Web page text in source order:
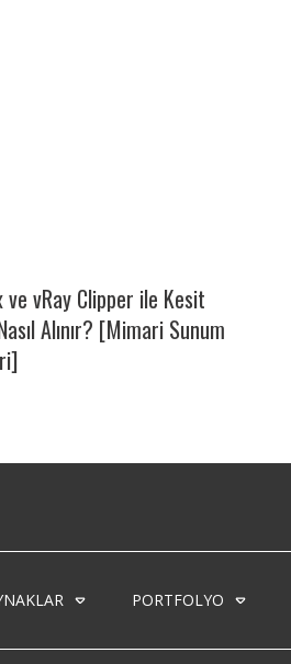
ve vRay Clipper ile Kesit
Alınır? [Mimari Sunum
PORTFOLYO